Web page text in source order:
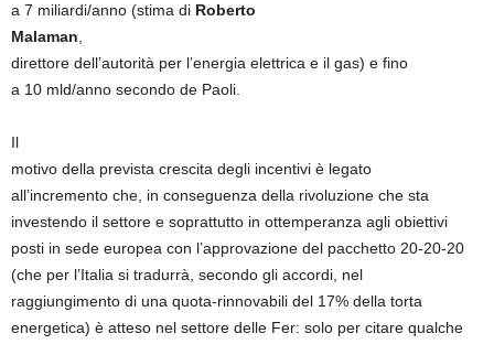
a 7 miliardi/anno (stima di Roberto
Malaman
direttore dell’autorità per l’energia elettrica e il gas) e fino
a 10 mld/anno secondo de Paoli.
Il
motivo della prevista crescita degli incentivi è legato
all’incremento che, in conseguenza della rivoluzione che sta
investendo il settore e soprattutto in ottemperanza agli obiettivi
posti in sede europea con l’approvazione del pacchetto 20-20-20
(che per l’Italia si tradurrà, secondo gli accordi, nel
raggiungimento di una quota-rinnovabili del 17% della torta
energetica) è atteso nel settore delle Fer: solo per citare qualche